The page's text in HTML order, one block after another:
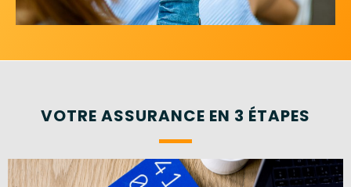
VOTRE ASSURANCE EN 3 ÉTAPES